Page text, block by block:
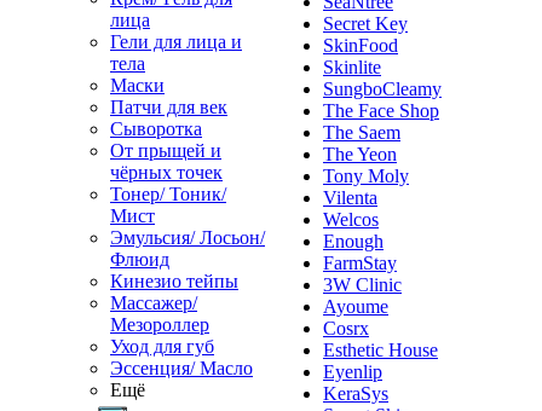
лица
Гели для лица и
тела
Маски
Патчи для век
Сыворотка
От прыщей и
чёрных точек
Тонер/ Тоник/
Мист
Эмульсия/ Лосьон/
Флюид
Кинезио тейпы
Массажер/
Мезороллер
Уход для губ
Эссенция/ Масло
Ещё
Secret Key
SkinFood
Skinlite
SungboCleamy
The Face Shop
The Saem
The Yeon
Tony Moly
Vilenta
Welcos
Enough
FarmStay
3W Clinic
Ayoume
Cosrx
Esthetic House
Eyenlip
KeraSys